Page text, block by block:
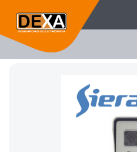
RUBRO OPORTUNIDADES